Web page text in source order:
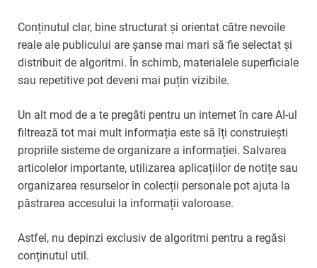
Conținutul clar, bine structurat și orientat către nevoile
reale ale publicului are șanse mai mari să fie selectat și
distribuit de algoritmi. În schimb, materialele superficiale
sau repetitive pot deveni mai puțin vizibile.
Un alt mod de a te pregăti pentru un internet în care AI-ul
filtrează tot mai mult informația este să îți construiești
propriile sisteme de organizare a informației. Salvarea
articolelor importante, utilizarea aplicațiilor de notițe sau
organizarea resurselor în colecții personale pot ajuta la
păstrarea accesului la informații valoroase.
Astfel, nu depinzi exclusiv de algoritmi pentru a regăsi
conținutul util.